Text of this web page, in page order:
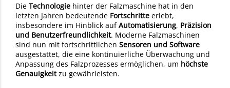
Die Technologie hinter der Falzmaschine hat in den
letzten Jahren bedeutende Fortschritte erlebt,
insbesondere im Hinblick aufAutomatisierung, Präzision
und Benutzerfreundlichkeit. Moderne Falzmaschinen
sind nun mit fortschrittlichen Sensoren und Software
ausgestattet, die eine kontinuierliche Überwachung und
Anpassung des Falzprozesses ermöglichen, um höchste
Genauigkeitzu gewährleisten.